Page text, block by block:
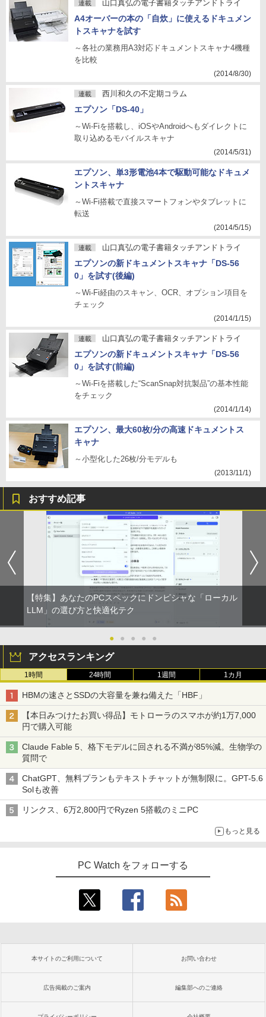
連載 山口真弘の電子書籍タッチアンドトライ
A4オーバーの本の「自炊」に使えるドキュメン
トスキャナを試す
～各社の業務用A3対応ドキュメントスキャナ4機種
を比較
(2014/8/30)
連載 西川和久の不定期コラム
エプソン「DS-40」
～Wi-Fiを搭載し、iOSやAndroidへもダイレクトに
取り込めるモバイルスキャナ
(2014/5/31)
エプソン、単3形電池4本で駆動可能なドキュメ
ントスキャナ
～Wi-Fi搭載で直接スマートフォンやタブレットに
転送
(2014/5/15)
連載 山口真弘の電子書籍タッチアンドトライ
エプソンの新ドキュメントスキャナ「DS-56
0」を試す(後編)
～Wi-Fi経由のスキャン、OCR、オプション項目を
チェック
(2014/1/15)
連載 山口真弘の電子書籍タッチアンドトライ
エプソンの新ドキュメントスキャナ「DS-56
0」を試す(前編)
～Wi-Fiを搭載した“ScanSnap対抗製品”の基本性能
をチェック
(2014/1/14)
エプソン、最大60枚/分の高速ドキュメントス
キャナ
～小型化した26枚/分モデルも
(2013/11/1)
おすすめ記事
【特集】あなたのPCスペックにドンピシャな「ローカル
LLM」の選び方と快適化テク
● ● ● ● ●
アクセスランキング
1時間 24時間 1週間 1カ月
HBMの速さとSSDの大容量を兼ね備えた「HBF」
【本日みつけたお買い得品】モトローラのスマホが約1万7,000
円で購入可能
Claude Fable 5、格下モデルに回される不満が85%減。生物学の
質問で
ChatGPT、無料プランもテキストチャットが無制限に。GPT-5.6
Solも改善
リンクス、6万2,800円でRyzen 5搭載のミニPC
もっと見る
PC Watch をフォローする
本サイトのご利用について お問い合わせ
広告掲載のご案内 編集部へのご連絡